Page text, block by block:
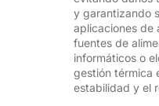
y garantizando
aplicaciones de
fuentes de
informáticos o
gestión térmica
estabilidad y el